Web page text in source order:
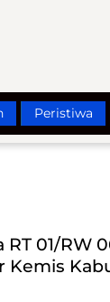
Peristiwa
01/RW
Kemis